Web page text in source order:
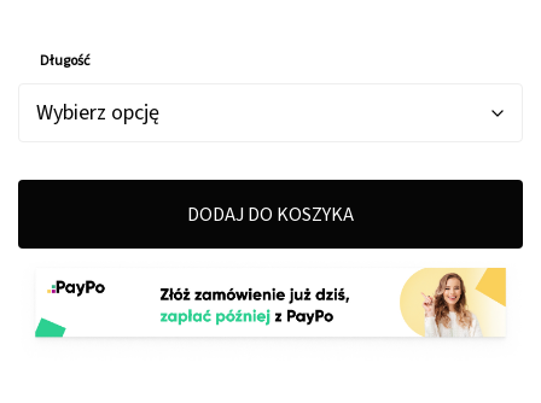
Długość
DODAJ DO KOSZYKA